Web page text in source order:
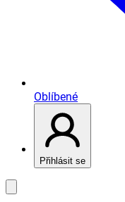
Oblíbené
Přihlásit se